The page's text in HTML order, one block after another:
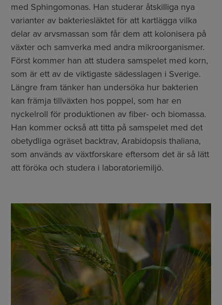
med Sphingomonas. Han studerar åtskilliga nya
varianter av bakteriesläktet för att kartlägga vilka
delar av arvsmassan som får dem att kolonisera på
växter och samverka med andra mikroorganismer.
Först kommer han att studera samspelet med korn,
som är ett av de viktigaste sädesslagen i Sverige.
Längre fram tänker han undersöka hur bakterien
kan främja tillväxten hos poppel, som har en
nyckelroll för produktionen av fiber- och biomassa.
Han kommer också att titta på samspelet med det
obetydliga ogräset backtrav, Arabidopsis thaliana,
som används av växtforskare eftersom det är så lätt
att föröka och studera i laboratoriemiljö.